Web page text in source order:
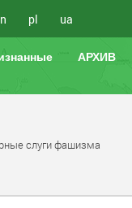
pl ua
АРХИВ
слуги фашизма